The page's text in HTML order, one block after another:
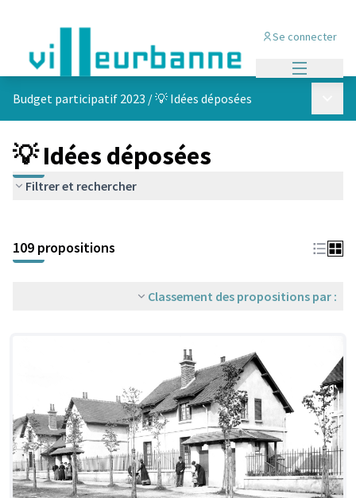
Se connecter
Budget participatif 2023 /💡 Idées déposées
💡 Idées déposées
Filtrer et rechercher
+
−
109 propositions
Classement des propositions par :